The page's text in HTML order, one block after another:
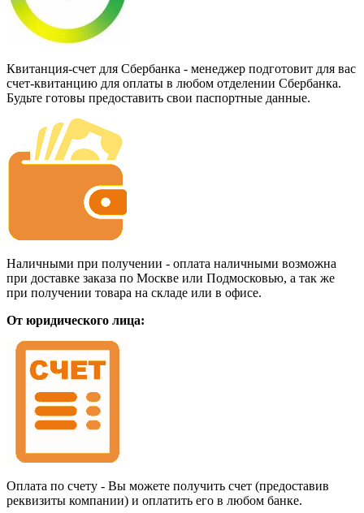
Квитанция-счет для Сбербанка - менеджер подготовит для вас
счет-квитанцию для оплаты в любом отделении Сбербанка.
Будьте готовы предоставить свои паспортные данные.
Наличными при получении - оплата наличными возможна
при доставке заказа по Москве или Подмосковью, а так же
при получении товара на складе или в офисе.
От юридического лица:
Оплата по счету - Вы можете получить счет (предоставив
реквизиты компании) и оплатить его в любом банке.